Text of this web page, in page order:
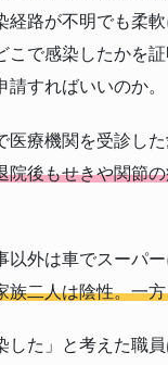
経路が不明でも柔
こで感染したかを
請すればいいのか
医療機関を受診し
院後もせきや関節
以外は車でスーパ
族二人は陰性。一
した」と考えた職